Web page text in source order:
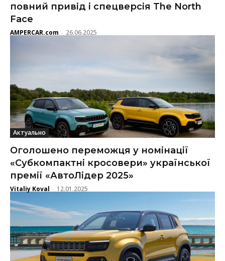
повний привід і спецверсія The North
Face
AMPERCAR.com - 26.06.2025
Актуально
Оголошено переможця у номінації
«Субкомпактні кросовери» української
премії «АвтоЛідер 2025»
Vitaliy Koval - 12.01.2025